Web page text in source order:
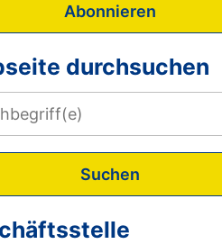
Abonnieren
durchsuchen
Suchen